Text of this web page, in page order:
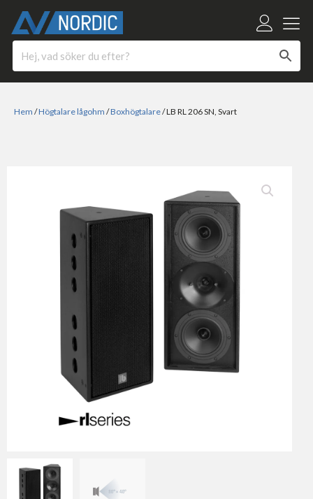
Hem /Högtalare lågohm /Boxhögtalare/ LB RL 206 SN, Svart